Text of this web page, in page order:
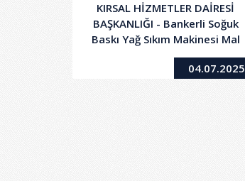
KIRSAL HİZMETLER DAİRESİ
BAŞKANLIĞI - Bankerli Soğuk
Baskı Yağ Sıkım Makinesi Mal
Alımı İşi
04.07.2025